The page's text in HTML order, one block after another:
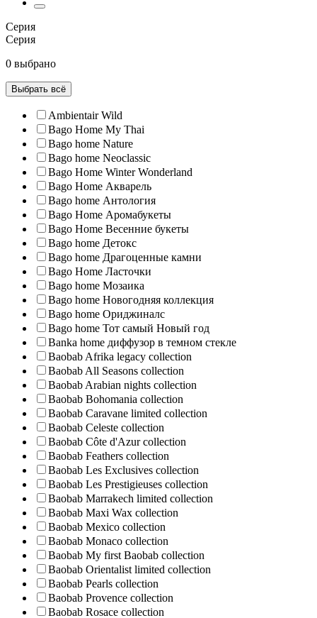
Серия
Серия
0 выбрано
Выбрать всё
Ambientair Wild
Bago Home My Thai
Bago home Nature
Bago home Neoclassic
Bago Home Winter Wonderland
Bago Home Акварель
Bago home Антология
Bago Home Аромабукеты
Bago Home Весенние букеты
Bago home Детокс
Bago home Драгоценные камни
Bago Home Ласточки
Bago home Мозаика
Bago home Новогодняя коллекция
Bago home Ориджиналс
Bago home Тот самый Новый год
Banka home диффузор в темном стекле
Baobab Afrika legacy collection
Baobab All Seasons collection
Baobab Arabian nights collection
Baobab Bohomania collection
Baobab Caravane limited collection
Baobab Celeste collection
Baobab Côte d'Azur collection
Baobab Feathers collection
Baobab Les Exclusives collection
Baobab Les Prestigieuses collection
Baobab Marrakech limited collection
Baobab Maxi Wax collection
Baobab Mexico collection
Baobab Monaco collection
Baobab My first Baobab collection
Baobab Orientalist limited collection
Baobab Pearls collection
Baobab Provence collection
Baobab Rosace collection